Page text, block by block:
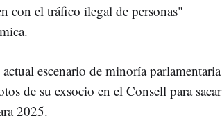
con el tráfico ilegal de personas"
escenario de minoría parlamentaria
de su exsocio en el Consell para sacar
2025.